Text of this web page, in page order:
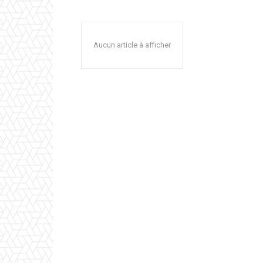
Aucun article à afficher